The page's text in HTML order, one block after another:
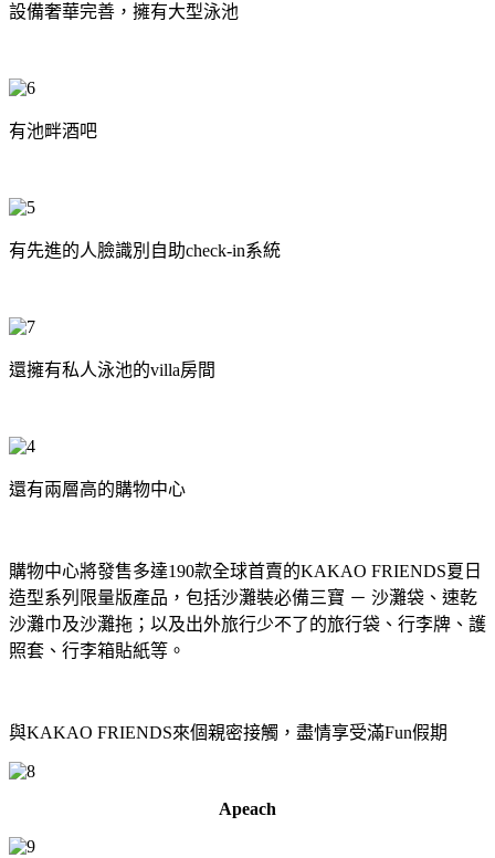
設備奢華完善，擁有大型泳池
有池畔酒吧
有先進的人臉識別自助check-in系統
還擁有私人泳池的villa房間
還有兩層高的購物中心
購物中心將發售多達190款全球首賣的KAKAO FRIENDS夏日
造型系列限量版產品，包括沙灘裝必備三寶 － 沙灘袋、速乾
沙灘巾及沙灘拖；以及出外旅行少不了的旅行袋、 行李牌、護
照套、行李箱貼紙等。
與KAKAO FRIENDS來個親密接觸， 盡情享受滿Fun假期
Apeach